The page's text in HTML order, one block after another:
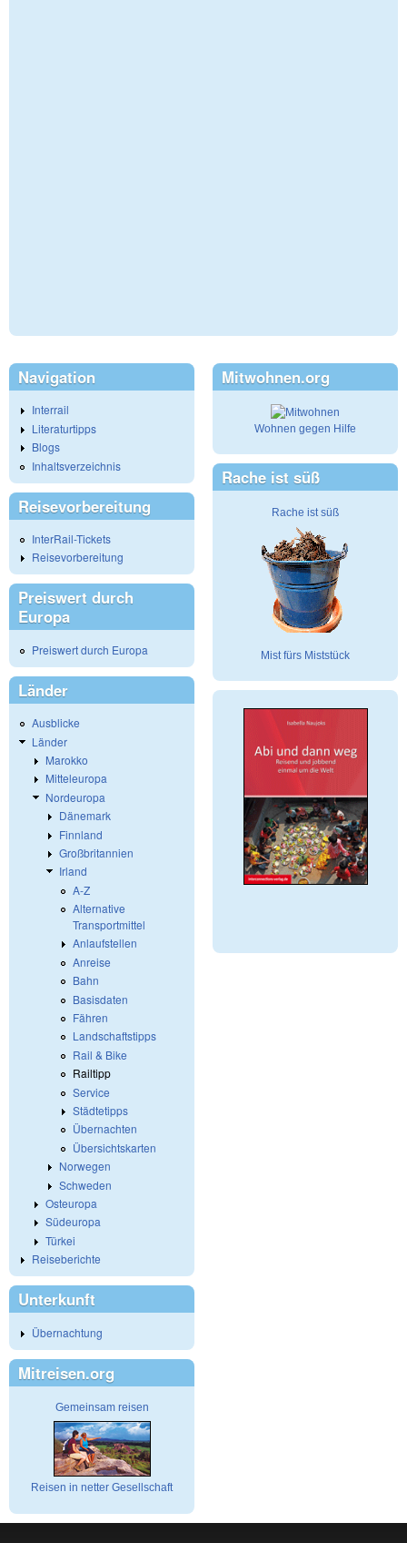
Navigation
Interrail
Literaturtipps
Blogs
Inhaltsverzeichnis
Reisevorbereitung
InterRail-Tickets
Reisevorbereitung
Preiswert durch
Europa
Preiswert durch Europa
Länder
Ausblicke
Länder
Marokko
Mitteleuropa
Nordeuropa
Dänemark
Finnland
Großbritannien
Irland
A-Z
Alternative
Transportmittel
Anlaufstellen
Anreise
Bahn
Basisdaten
Fähren
Landschaftstipps
Rail & Bike
Railtipp
Service
Städtetipps
Übernachten
Übersichtskarten
Norwegen
Schweden
Osteuropa
Südeuropa
Türkei
Reiseberichte
Unterkunft
Übernachtung
Mitreisen.org
Gemeinsam reisen
Reisen in netter Gesellschaft
Mitwohnen.org
Wohnen gegen Hilfe
Rache ist süß
Rache ist süß
Mist fürs Miststück